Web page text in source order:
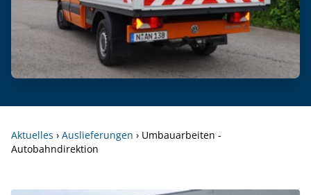
Aktuelles › Auslieferungen › Umbauarbeiten -
Autobahndirektion